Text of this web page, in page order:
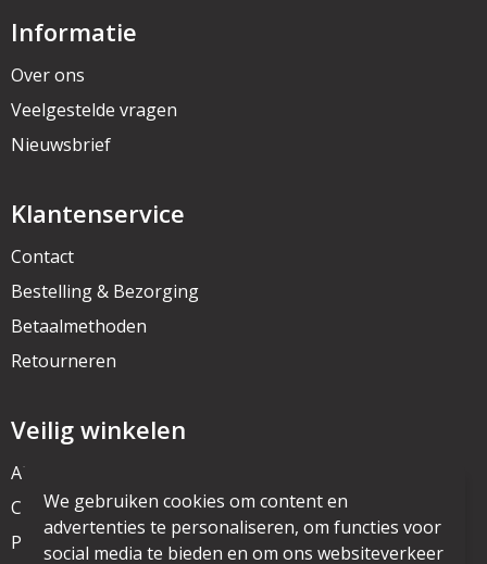
Informatie
Over ons
Veelgestelde vragen
Nieuwsbrief
Klantenservice
Contact
Bestelling & Bezorging
Betaalmethoden
Retourneren
Veilig winkelen
Algemene voorwaarden
Cookieverklaring
Privacyverklaring
We gebruiken cookies om content en
advertenties te personaliseren, om functies voor
social media te bieden en om ons websiteverkeer